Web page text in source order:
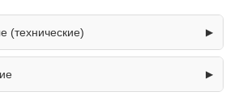
(технические) ▶
работу сайта: оформление
в личный кабинет. Без них основные
▶